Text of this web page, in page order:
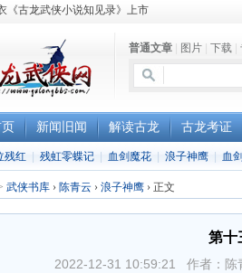
《古龙武侠小说知见录》上市
小说原貌探究》修订版已上市普通文章 图片 下载
新闻旧闻 解读古龙 古龙考证
残红 残虹零蝶记 血剑魔花 浪子神鹰 血
武侠书库 › 陈青云 › 浪子神鹰 › 正文
第
2022-12-31 10:59:21 作者：陈